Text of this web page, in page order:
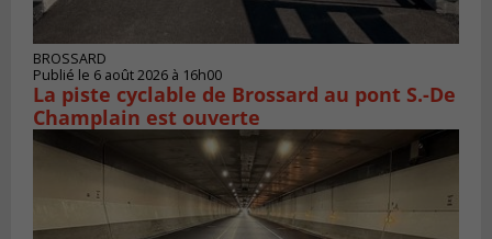
BROSSARD
Publié le 6 août 2026 à 16h00
La piste cyclable de Brossard au pont S.-De
Champlain est ouverte